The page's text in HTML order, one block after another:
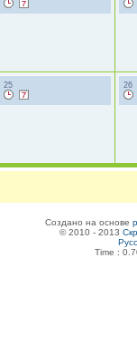
25 26
Создано на основе
© 2010 - 2013
Time :